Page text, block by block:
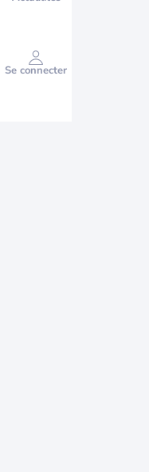
Se connecter